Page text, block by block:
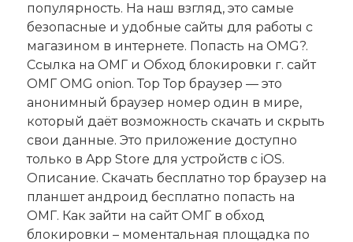
популярность. На наш взгляд, это самые
безопасные и удобные сайты для работы с
магазином в интернете. Попасть на OMG?.
Ссылка на ОМГ и Обход блокировки г. сайт
ОМГ OMG onion. Тор Тор браузер — это
анонимный браузер номер один в мире,
который даёт возможность скачать и скрыть
свои данные. Это приложение доступно
только в App Store для устройств с iOS.
Описание. Скачать бесплатно тор браузер на
планшет андроид бесплатно попасть на
ОМГ. Как зайти на сайт ОМГ в обход
блокировки – моментальная площадка по